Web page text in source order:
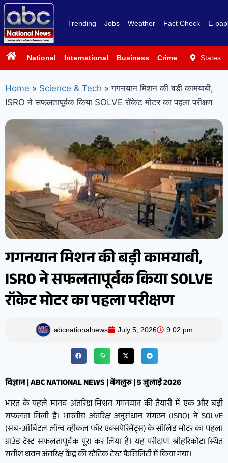
Trending Jobs Weather Fact Check E-
National International Business Crime PoliticsStates
Home » Science & Tech » गगनयान मिशन की बड़ी कामयाबी,
ISRO ने सफलतापूर्वक किया SOLVE रॉकेट मोटर का पहला परीक्षण
गगनयान मिशन की बड़ी कामयाबी,
ISRO ने सफलतापूर्वक किया SOLVE
रॉकेट मोटर का पहला परीक्षण
abcnationalnews July 5, 2026 9:02 pm
विज्ञान | ABC NATIONAL NEWS | बेंगलुरु | 5 जुलाई 2026
भारत के पहले मानव अंतरिक्ष मिशन गगनयान की तैयारी में एक और बड़ी
सफलता मिली है। भारतीय अंतरिक्ष अनुसंधान संगठन (ISRO) ने SOLVE
(सब-ऑर्बिटल लॉन्च व्हीकल फॉर एक्सपेरिमेंट्स) के सॉलिड मोटर का पहला
ग्राउंड टेस्ट सफलतापूर्वक पूरा कर लिया है। यह परीक्षण श्रीहरिकोटा स्थित
सतीश धवन अंतरिक्ष केंद्र की स्टैटिक टेस्ट फैसिलिटी में किया गया।